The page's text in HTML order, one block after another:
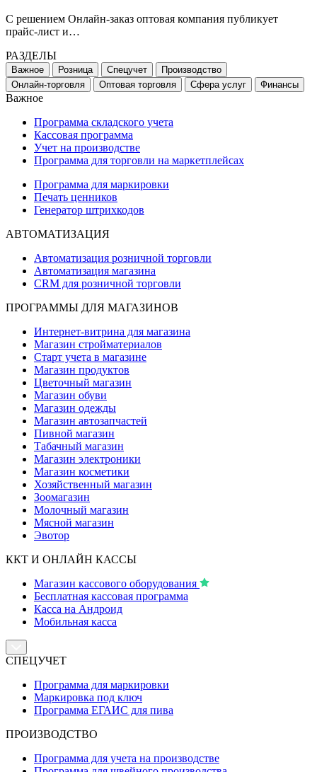
С решением Онлайн-заказ оптовая компания публикует
прайс-лист и…
РАЗДЕЛЫ
Важное Розница Спецучет
Производство
Онлайн-торговля
Оптовая торговля Сфера услуг Финансы
Важное
Программа складского учета
Кассовая программа
Учет на производстве
Программа для торговли на маркетплейсах
Программа для маркировки
Печать ценников
Генератор штрихкодов
АВТОМАТИЗАЦИЯ
Автоматизация розничной торговли
Автоматизация магазина
CRM для розничной торговли
ПРОГРАММЫ ДЛЯ МАГАЗИНОВ
Интернет-витрина для магазина
Магазин стройматериалов
Старт учета в магазине
Магазин продуктов
Цветочный магазин
Магазин обуви
Магазин одежды
Магазин автозапчастей
Пивной магазин
Табачный магазин
Магазин электроники
Магазин косметики
Хозяйственный магазин
Зоомагазин
Молочный магазин
Мясной магазин
Эвотор
ККТ И ОНЛАЙН КАССЫ
Магазин кассового оборудования
Бесплатная кассовая программа
Касса на Андроид
Мобильная касса
СПЕЦУЧЕТ
Программа для маркировки
Маркировка под ключ
Программа ЕГАИС для пива
ПРОИЗВОДСТВО
Программа для учета на производстве